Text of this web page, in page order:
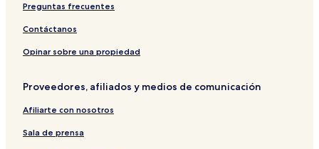
Preguntas frecuentes
Contáctanos
Opinar sobre una propiedad
Proveedores, afiliados y medios de comunicación
Afiliarte con nosotros
Sala de prensa